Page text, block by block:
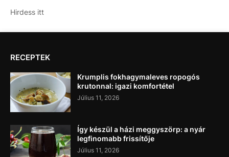
Hirdess itt
RECEPTEK
Krumplis fokhagymaleves ropogós
krutonnal: igazi komfortétel
Július 11, 2026
Így készül a házi meggyszörp: a nyár
legfinomabb frissítője
Július 11, 2026